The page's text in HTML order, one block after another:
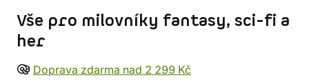
Vše pro milovníky fantasy, sci-fi a
her
Doprava zdarma nad 2 299 Kč